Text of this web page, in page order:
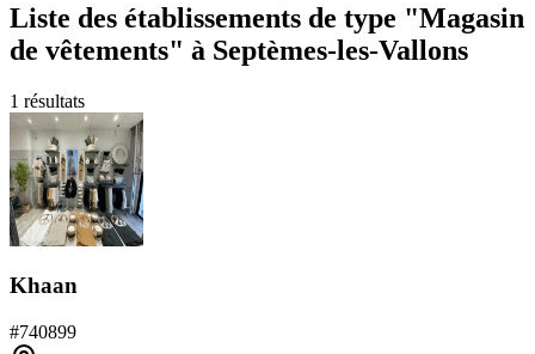
Liste des établissements de type "Magasin
de vêtements" à Septèmes-les-Vallons
1 résultats
Khaan
#740899